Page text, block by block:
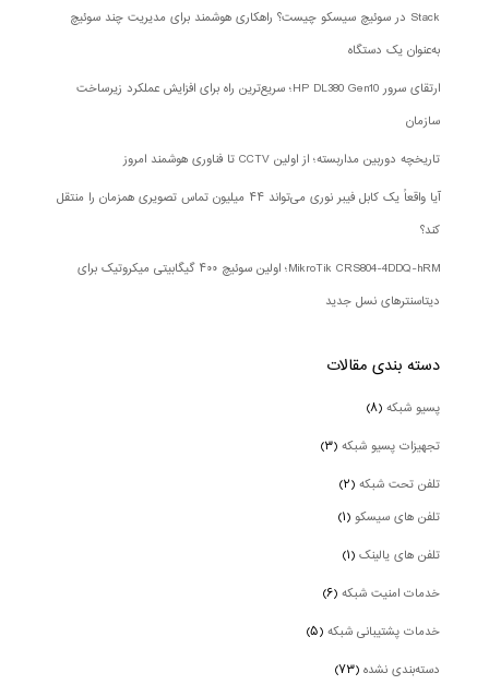
Stack در سوئیچ سیسکو چیست؟ راهکاری هوشمند برای مدیریت چند سوئیچ
به‌عنوان یک دستگاه
ارتقای سرور HP DL380 Gen10؛ سریع‌ترین راه برای افزایش عملکرد زیرساخت
سازمان
تاریخچه دوربین مداربسته؛ از اولین CCTV تا فناوری هوشمند امروز
آیا واقعاً یک کابل فیبر نوری می‌تواند ۴۴ میلیون تماس تصویری همزمان را منتقل
کند؟
MikroTik CRS804-4DDQ-hRM؛ اولین سوئیچ ۴۰۰ گیگابیتی میکروتیک برای
دیتاسنترهای نسل جدید
دسته بندی‌ مقالات
پسیو شبکه(۸)
تجهیزات پسیو شبکه(۳)
تلفن تحت شبکه(۲)
تلفن های سیسکو(۱)
تلفن های یالینک(۱)
خدمات امنیت شبکه(۶)
خدمات پشتیبانی شبکه(۵)
دسته‌بندی نشده(۷۳)